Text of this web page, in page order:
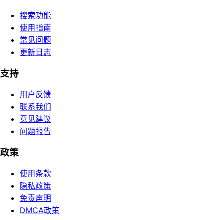
搜索功能
使用指南
常见问题
更新日志
支持
用户反馈
联系我们
意见建议
问题报告
政策
使用条款
隐私政策
免责声明
DMCA政策